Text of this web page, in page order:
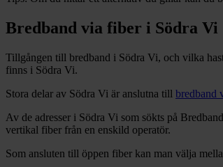
Bredband via fiber i Södra Vi
Tillgången till bredband i Södra Vi, och vilka
finns i Södra Vi.
Stora delar av Södra Vi är anslutna till bredband
Av de adresser i Södra Vi som sökts på
vertikal fiber från en enskild operatör.
Som ansluten till öppen fiber kan man välja